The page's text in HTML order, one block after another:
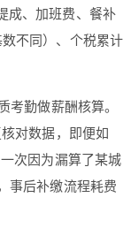
成、加班费、餐补
不同）、个税累计
考勤做薪酬核算。
对数据，即便如
次因为漏算了某城
事后补缴流程耗费